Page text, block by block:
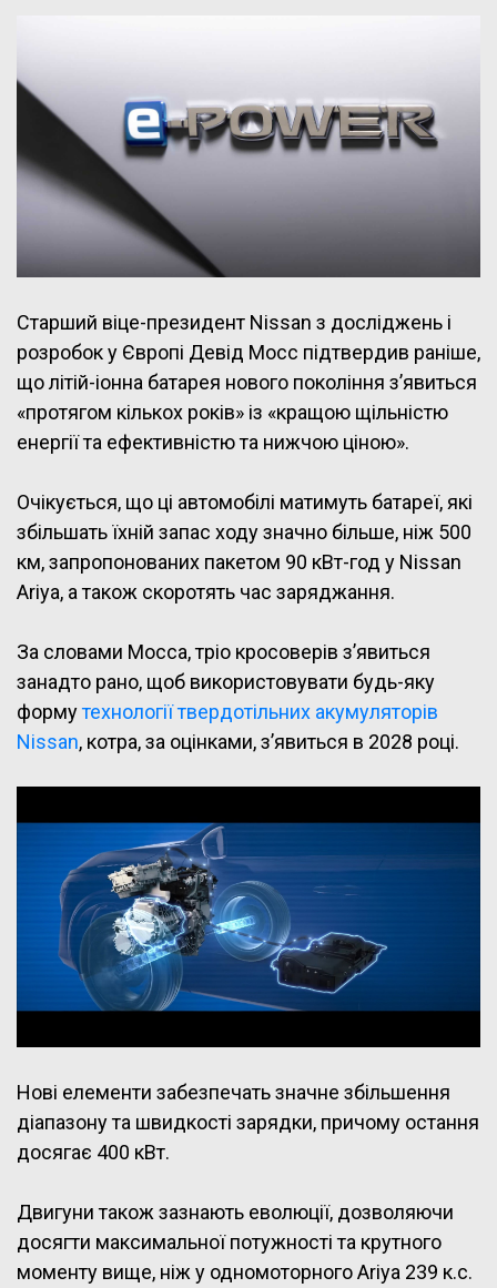
Старший віце-президент Nissan з досліджень і
розробок у Європі Девід Мосс підтвердив раніше,
що літій-іонна батарея нового покоління з’явиться
«протягом кількох років» із «кращою щільністю
енергії та ефективністю та нижчою ціною».
Очікується, що ці автомобілі матимуть батареї, які
збільшать їхній запас ходу значно більше, ніж 500
км, запропонованих пакетом 90 кВт-год у Nissan
Ariya, а також скоротять час заряджання.
За словами Мосса, тріо кросоверів з’явиться
занадто рано, щоб використовувати будь-яку
формутехнології твердотільних акумуляторів
Nissan, котра, за оцінками, з’явиться в 2028 році.
Нові елементи забезпечать значне збільшення
діапазону та швидкості зарядки, причому остання
досягає 400 кВт.
Двигуни також зазнають еволюції, дозволяючи
досягти максимальної потужності та крутного
моменту вище, ніж у одномоторного Ariya 239 к.с.